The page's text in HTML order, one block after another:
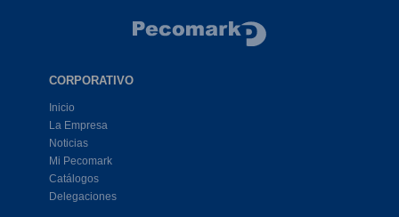
CORPORATIVO
Inicio
La Empresa
Noticias
Mi Pecomark
Catálogos
Delegaciones